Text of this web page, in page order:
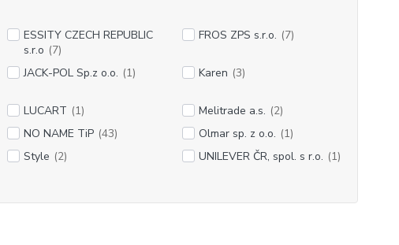
ESSITY CZECH REPUBLIC
s.r.o (7)
FROS ZPS s.r.o. (7)
JACK-POL Sp.z o.o. (1) Karen (3)
LUCART (1) Melitrade a.s. (2)
NO NAME TiP (43) Olmar sp. z o.o. (1)
Style (2) UNILEVER ČR, spol. s r.o. (1)